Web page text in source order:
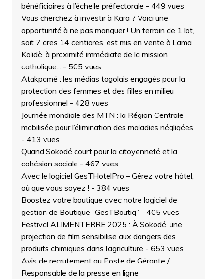
bénéficiaires à l’échelle préfectorale - 449 vues
Vous cherchez à investir à Kara ? Voici une
opportunité à ne pas manquer ! Un terrain de 1 lot,
soit 7 ares 14 centiares, est mis en vente à Lama
Kolidè, à proximité immédiate de la mission
catholique...
- 505 vues
Atakpamé : les médias togolais engagés pour la
protection des femmes et des filles en milieu
professionnel - 428 vues
Journée mondiale des MTN : la Région Centrale
mobilisée pour l’élimination des maladies négligées
- 413 vues
Quand Sokodé court pour la citoyenneté et la
cohésion sociale - 467 vues
Avec le logiciel GesTHotelPro – Gérez votre hôtel,
où que vous soyez ! - 384 vues
Boostez votre boutique avec notre logiciel de
gestion de Boutique ”GesTBoutiq” - 405 vues
Festival ALIMENTERRE 2025 : À Sokodé, une
projection de film sensibilise aux dangers des
produits chimiques dans l’agriculture - 653 vues
Avis de recrutement au Poste de Gérante /
Responsable de la presse en ligne